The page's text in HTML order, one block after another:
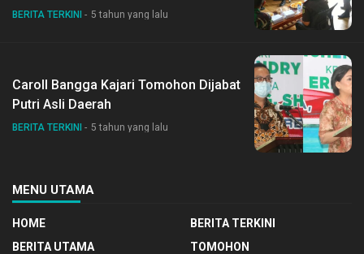
BERITA TERKINI 5 tahun yang lalu
Caroll Bangga Kajari Tomohon Dijabat
Putri Asli Daerah
BERITA TERKINI 5 tahun yang lalu
MENU UTAMA
HOME
BERITA TERKINI
BERITA UTAMA
TOMOHON